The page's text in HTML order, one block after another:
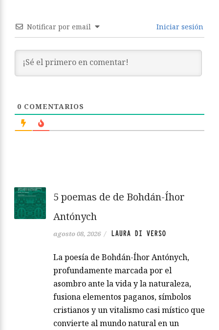
Notificar por email Iniciar sesión
0 COMENTARIOS
5 poemas de de Bohdán-Íhor
Antónych
agosto 08, 2026 / LAURA DI VERSO
La poesía de Bohdán-Íhor Antónych,
profundamente marcada por el
asombro ante la vida y la naturaleza,
fusiona elementos paganos, símbolos
cristianos y un vitalismo casi místico que
convierte al mundo natural en un